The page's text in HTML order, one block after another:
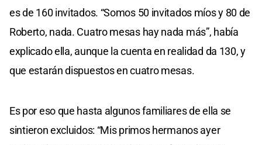
es de 160 invitados. “Somos 50 invitados míos y 80 de
Roberto, nada. Cuatro mesas hay nada más”, había
explicado ella, aunque la cuenta en realidad da 130, y
que estarán dispuestos en cuatro mesas.
Es por eso que hasta algunos familiares de ella se
sintieron excluidos: “Mis primos hermanos ayer